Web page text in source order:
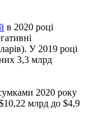
в 2020 році
У 2019 році
3,3 млрд
2020 року
млрд до $4,9